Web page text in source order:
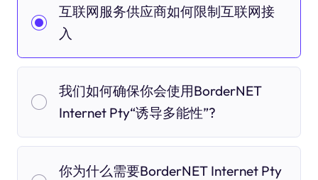
互联网服务供应商如何限制互联网接
入
我们如何确保你会使用BorderNET
Internet Pty“诱导多能性”?
你为什么需要BorderNET Internet Pty